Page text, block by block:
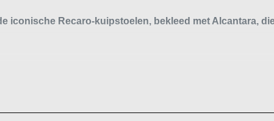
iconische Recaro-kuipstoelen, bekleed met Alcantara,
scherpe bocht — en je weet: dit is géén gewone